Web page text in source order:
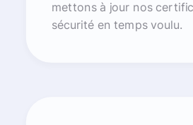
mettons à jour nos
sécurité en temps voulu.